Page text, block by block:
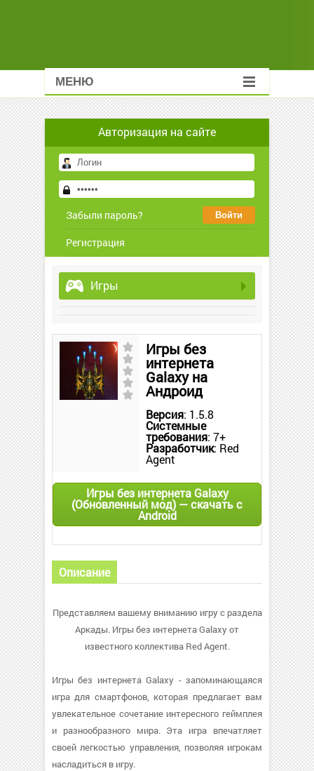
МЕНЮ
Авторизация на сайте
Забыли пароль?
Регистрация
Игры
Игры без
интернета
Galaxy на
Андроид
Версия: 1.5.8
Системные
требования: 7+
Разработчик: Red
Agent
Игры без интернета Galaxy
(Обновленный мод) — скачать с
Android
Описание
Представляем вашему вниманию игру с раздела
Аркады. Игры без интернета Galaxy от
известного коллектива Red Agent.
Игры без интернета Galaxy - запоминающаяся
игра для смартфонов, которая предлагает вам
увлекательное сочетание интересного геймплея
и разнообразного мира. Эта игра впечатляет
своей легкостью управления, позволяя игрокам
насладиться в игру.